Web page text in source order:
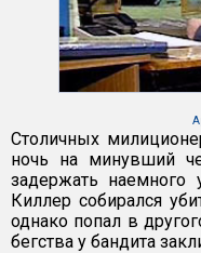
Столичных
ночь на минувший
задержать наемного
Киллер собирался
однако попал в
бегства у бандита